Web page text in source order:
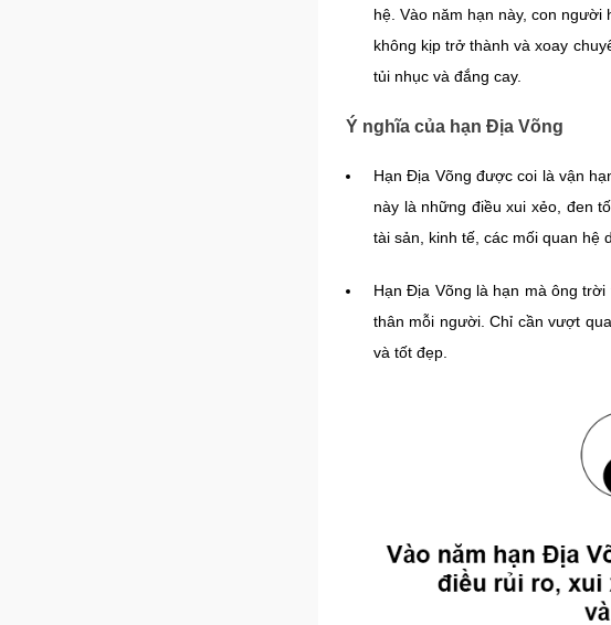
hệ. Vào năm hạn này, con
không kịp trở thành và xoay
tủi nhục và đắng cay.
Ý nghĩa của hạn Địa Võng
Hạn Địa Võng được coi là vận
này là những điều xui xẻo, đen
tài sản, kinh tế, các mối quan hệ
Hạn Địa Võng là hạn mà ông
thân mỗi người. Chỉ cần vượt
và tốt đẹp.